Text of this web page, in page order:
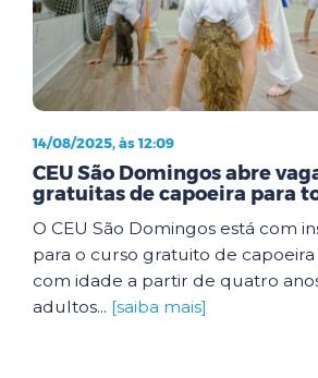
14/08/2025, às 12:09
CEU São Domingos abre
gratuitas de capoeira para
O CEU São Domingos está com
para o curso gratuito de capoeira
com idade a partir de quatro
adultos... [saiba mais]